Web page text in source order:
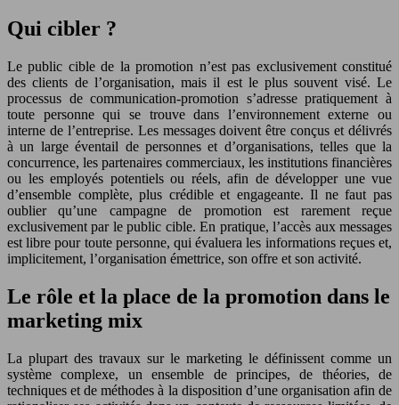
Qui cibler ?
Le public cible de la promotion n’est pas exclusivement constitué
des clients de l’organisation, mais il est le plus souvent visé. Le
processus de communication-promotion s’adresse pratiquement à
toute personne qui se trouve dans l’environnement externe ou
interne de l’entreprise. Les messages doivent être conçus et délivrés
à un large éventail de personnes et d’organisations, telles que la
concurrence, les partenaires commerciaux, les institutions financières
ou les employés potentiels ou réels, afin de développer une vue
d’ensemble complète, plus crédible et engageante. Il ne faut pas
oublier qu’une campagne de promotion est rarement reçue
exclusivement par le public cible. En pratique, l’accès aux messages
est libre pour toute personne, qui évaluera les informations reçues et,
implicitement, l’organisation émettrice, son offre et son activité.
Le rôle et la place de la promotion dans le
marketing mix
La plupart des travaux sur le marketing le définissent comme un
système complexe, un ensemble de principes, de théories, de
techniques et de méthodes à la disposition d’une organisation afin de